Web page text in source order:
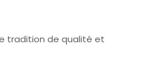
tradition de qualité et